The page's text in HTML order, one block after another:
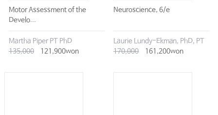
#20. 임대차계약 갱신 시 임대인의 임대기간 2년 고정 요구, 법적으로 문제없
나?
#22. 병원과 법적 분쟁(형사사건, 민사사건 등) 중인 환자의 진료를 거부해도
#23. 진료실에 보호자가 환자와 함께 들어와서 설명을 요구하고, 몰래 녹음하는
Motor Assessment of the
Develo...
Martha Piper PT PhD
135,000
121,900won
Neuroscience, 6/e
Laurie Lundy-Ekman, PhD, PT
170,000
161,200won